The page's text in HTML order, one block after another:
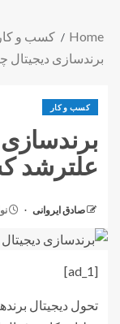
Home
کسب و کار
برندسازی
کسب و کار
علترشد
صادق ایروانی
[ad_1]